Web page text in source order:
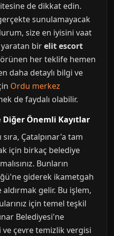
de dikkat edin.
sunulamayacak
size en iyisini vaat
yaratan birelit escort
her teklife hemen
daha detaylı bilgi ve
Ordu merkez
de faydalı olabilir.
Önemli Kayıtlar
Çatalpınar'a tam
için birkaç belediye
Bunların
giderek ikametgah
aldırmak gelir. Bu işlem,
için temel teşkil
Belediyesi'ne
çevre temizlik vergisi